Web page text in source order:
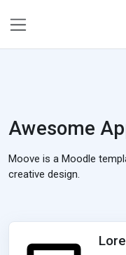
Awesome
Moove is a Moodle
creative design.